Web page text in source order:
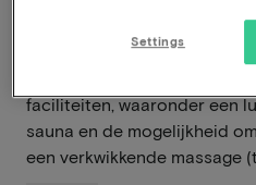
binnenstad. Dit trendy hotel
hebt voor een ontspannen
faciliteiten, waaronder een
sauna en de mogelijkheid
een verkwikkende massage
Settings